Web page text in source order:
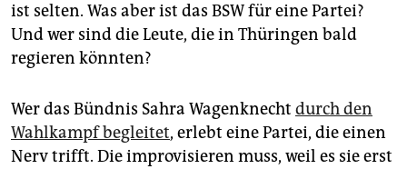
ist selten. Was aber ist das BSW für eine Partei?
Und wer sind die Leute, die in Thüringen bald
regieren könnten?
Wer das Bündnis Sahra Wagenknecht durch den
Wahlkampf begleitet, erlebt eine Partei, die einen
Nerv trifft. Die improvisieren muss, weil es sie erst